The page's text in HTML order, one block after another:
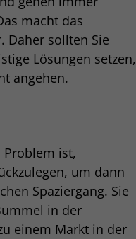
macht das
Daher sollten Sie
Lösungen setzen,
angehen.
Problem ist,
um dann
Spaziergang. Sie
in der
einem Markt in der